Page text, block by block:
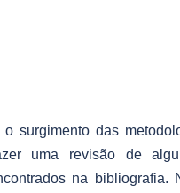
o surgimento das
uma revisão de
na bibliografia.